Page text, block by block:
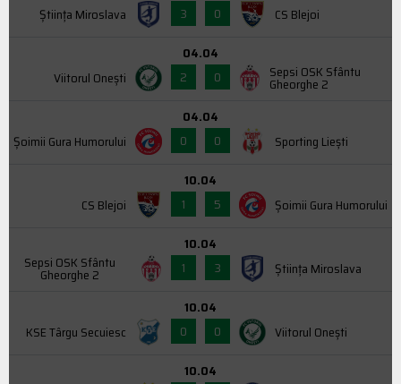
Știința Miroslava
3
0 CS Blejoi
Viitorul Onești
04.04
2
0 Sepsi OSK Sfântu
Gheorghe 2
Şoimii Gura Humorului
04.04
0
0 Sporting Liești
CS Blejoi
10.04
1
5 Şoimii Gura Humorului
Sepsi OSK Sfântu
Gheorghe 2
10.04
1
3 Știința Miroslava
KSE Târgu Secuiesc
10.04
0
0 Viitorul Onești
10.04